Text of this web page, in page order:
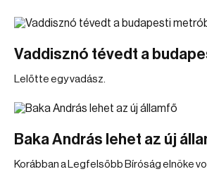
Vaddisznó tévedt a
Lelőtte egy vadász.
Baka András lehet az új
Korábban a Legfelsőbb Bíróság elnöke